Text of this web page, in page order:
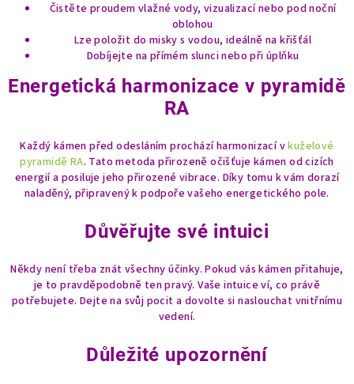
Čistěte proudem vlažné vody, vizualizací nebo pod noční
oblohou
Lze položit do misky s vodou, ideálně na křišťál
Dobíjejte na přímém slunci nebo při úplňku
Energetická harmonizace v pyramidě
RA
Každý kámen před odesláním prochází harmonizací vkuželové
pyramidě RA. Tato metoda přirozeně očišťuje kámen od cizích
energií a posiluje jeho přirozené vibrace. Díky tomu k vám dorazí
naladěný, připravený k podpoře vašeho energetického pole.
Důvěřujte své intuici
Někdy není třeba znát všechny účinky. Pokud vás kámen přitahuje,
je to pravděpodobně ten pravý. Vaše intuice ví, co právě
potřebujete. Dejte na svůj pocit a dovolte si naslouchat vnitřnímu
vedení.
Důležité upozornění